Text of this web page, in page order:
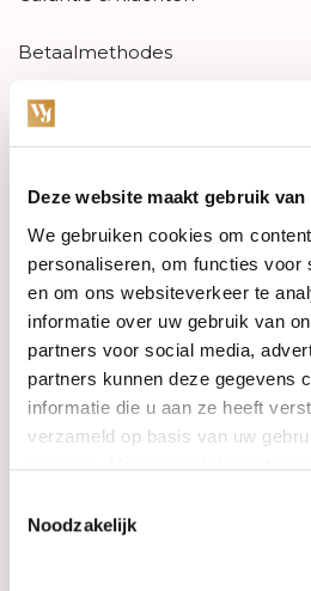
Deze website maakt gebruik van
We gebruiken cookies om
personaliseren, om functies voor
en om ons websiteverkeer te
informatie over uw gebruik van
partners voor social media,
partners kunnen deze gegevens
informatie die u aan ze heeft
verzameld op basis van uw
Noodzakelijk
Betaalmethodes
Sitemap
Categorieën
Horloges
Juwelen
Trouwringen
PRE-OWNED
Informatie